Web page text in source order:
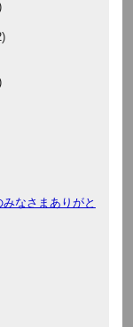
なさまありがと